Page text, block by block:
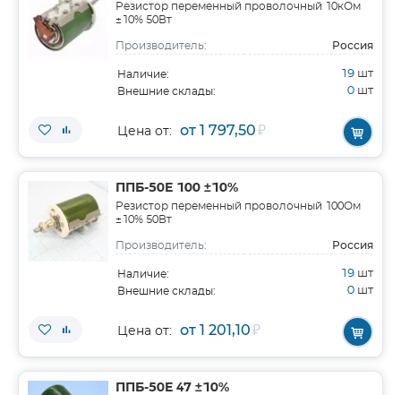
Резистор переменный проволочный 10кОм
±10% 50Вт
Производитель: Россия
Наличие: 19 шт
Внешние склады: 0 шт
Цена от: от 1 797,50₽
ППБ-50Е 100 ±10%
Резистор переменный проволочный 100Ом
±10% 50Вт
Производитель: Россия
Наличие: 19 шт
Внешние склады: 0 шт
Цена от: от 1 201,10₽
ППБ-50Е 47 ±10%